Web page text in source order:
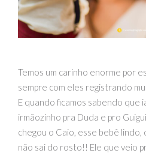
Temos um carinho enorme por
sempre com eles registrando
E quando ficamos sabendo que
irmãozinho pra Duda e pro
chegou o Caio, esse bebê
não sai do rosto!! Ele que veio